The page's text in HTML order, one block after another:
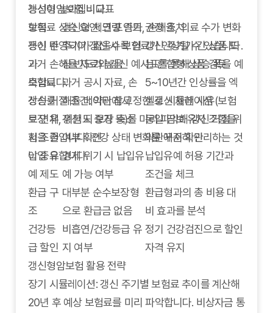
능성이 높아집니다.
보험료 상승 요인: 연령 증가, 손해율, 의료 수가 변화
등이 반영되어 갱신 시 보험료가 인상될 수 있습니다.
과거 손해율 자료와 갱신 예시표를 통해 상승 폭을 예
측합니다.
갱신 거절 조건: 약관에서 정한 갱신 제한 사유(보험
료 연체, 위험도 증가 등)를 미리 파악해 갱신 거절 위
험을 줄입니다. 건강 상태 변화를 꾸준히 관리하는 것
이 중요합니다.
갱신형암보험 비교표
항목
갱신형 체크 포인트 권장 조치
갱신 주
기
주기가 짧을수록 인
상 빈도가 높음
갱신 주기가 긴 상품 또
는 혼합형 상품 검토
보험료
상승률
과거 공시 자료, 손
해율 데이터 참고
5~10년간 인상률을 엑
셀로 시뮬레이션
보장 유
지 조건
갱신 시 보장 축소
여부 확인
동일 담보 유지 조항을
약관에서 확인
납입 유
예 제도
경제 위기 시 납입유
예 가능 여부
납입유예 허용 기간과
조건을 체크
환급 구
조
대부분 순수보장형
으로 환급금 없음
환급형과의 총 비용 대
비 효과를 분석
건강등
급 할인
비흡연/건강등급 유
지 여부
정기 건강검진으로 할인
자격 유지
갱신형암보험 활용 전략
장기 시뮬레이션: 갱신 주기별 보험료 추이를 계산해
20년 후 예상 보험료를 미리 파악합니다. 비상자금 통